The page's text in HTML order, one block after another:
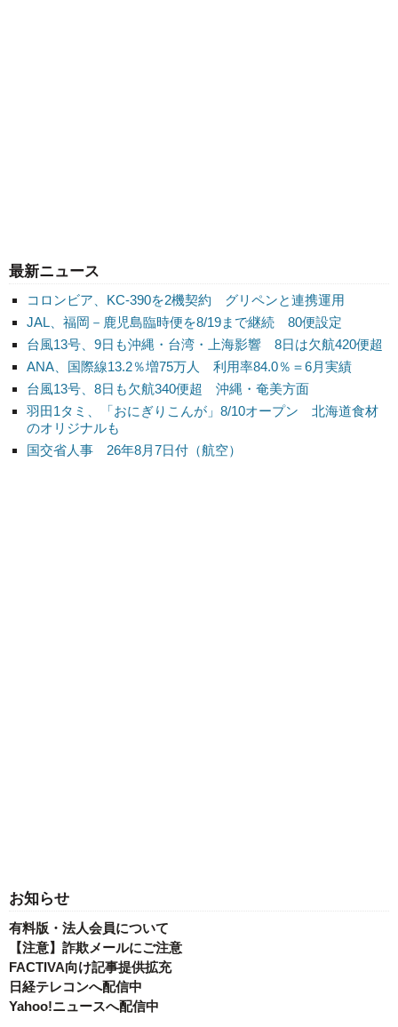
最新ニュース
コロンビア、KC-390を2機契約 グリペンと連携運用
JAL、福岡－鹿児島臨時便を8/19まで継続 80便設定
台風13号、9日も沖縄・台湾・上海影響 8日は欠航420便超
ANA、国際線13.2％増75万人 利用率84.0％＝6月実績
台風13号、8日も欠航340便超 沖縄・奄美方面
羽田1タミ、「おにぎりこんが」8/10オープン 北海道食材
のオリジナルも
国交省人事 26年8月7日付（航空）
お知らせ
有料版・法人会員について
【注意】詐欺メールにご注意
FACTIVA向け記事提供拡充
日経テレコンへ配信中
Yahoo!ニュースへ配信中